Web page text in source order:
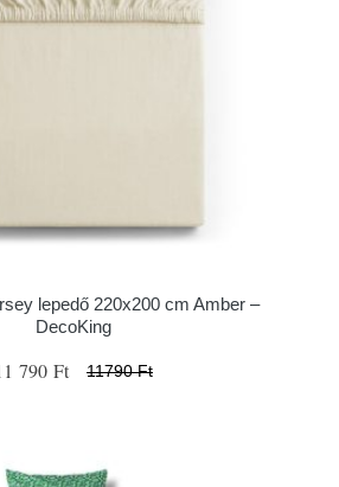
lepedő 220x200 cm Amber –
DecoKing
790 Ft 11790 Ft